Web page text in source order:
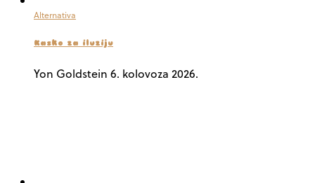
Alternativa
Kasko za iluziju
Yon Goldstein 6. kolovoza 2026.